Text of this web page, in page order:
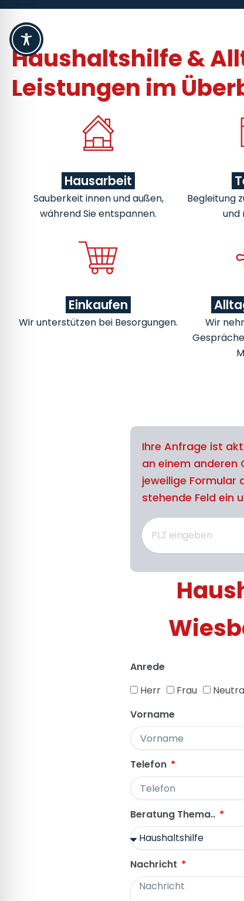
Haushaltshilfe &
Leistungen im
Hausarbeit
Sauberkeit innen und außen,
während Sie entspannen.
Begleitung
und
Einkaufen
Wir unterstützen bei Besorgungen.
Wir
Ihre Anfrage ist
an einem anderen
jeweilige Formular
stehende Feld ein
Anrede
Herr
Frau
Vorname
Telefon
Beratung Thema..
Nachricht